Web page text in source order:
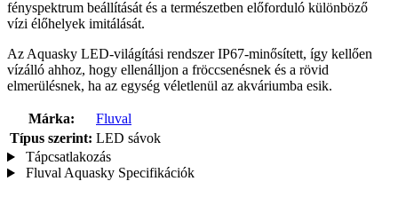
fényspektrum beállítását és a természetben előforduló különböző
vízi élőhelyek imitálását.
Az Aquasky LED-világítási rendszer IP67-minősített, így kellően
vízálló ahhoz, hogy ellenálljon a fröccsenésnek és a rövid
elmerülésnek, ha az egység véletlenül az akváriumba esik.
Márka:
Fluval
Típus szerint: LED sávok
Tápcsatlakozás
Fluval Aquasky Specifikációk